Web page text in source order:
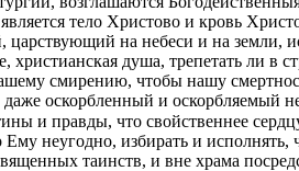
тело Христово и кровь
на небеси и на земли,
душа, трепетать ли в
смирению, чтобы нашу
оскорбленный и оскорбляемый
и правды, что свойственнее
Ему неугодно, избирать и
таинств, и вне храма